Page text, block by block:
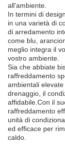
all'ambiente.
In termini di
in una varietà di
di arredamento
come blu,
meglio integra il
vostro ambiente.
Sia che abbiate
raffreddamento
ambientali
drenaggio, il
affidabile.Con il
raffreddamento
unità di
ed efficace per
caldo.